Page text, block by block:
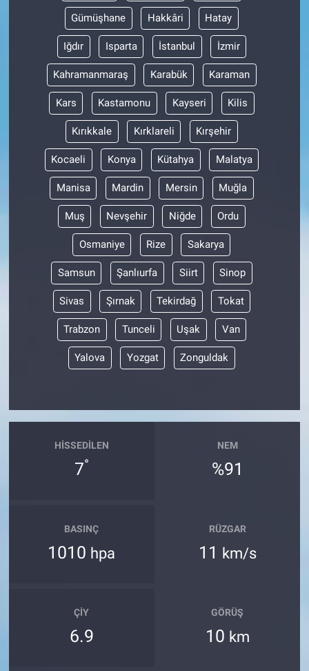
Gümüşhane Hakkâri Hatay
Iğdır Isparta İstanbul İzmir
Kahramanmaraş Karabük Karaman
Kars Kastamonu Kayseri Kilis
Kırıkkale Kırklareli Kırşehir
Kocaeli Konya Kütahya Malatya
Manisa Mardin Mersin Muğla
Muş Nevşehir Niğde Ordu
Osmaniye Rize Sakarya
Samsun Şanlıurfa Siirt Sinop
Sivas Şırnak Tekirdağ Tokat
Trabzon Tunceli Uşak Van
Yalova Yozgat Zonguldak
HISSEDILEN
7°
NEM
%91
BASINÇ
1010 hpa
RÜZGAR
11 km/s
ÇIY
6.9
GÖRÜŞ
10 km